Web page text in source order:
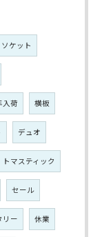
ソケット
入荷 横板
デュオ
トマスティック
セール
リー 休業